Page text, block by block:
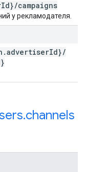
Id}/campaigns
у рекламодателя.
.advertiserId}/
.channels